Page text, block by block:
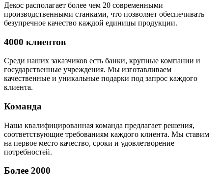
Декос располагает более чем 20 современными
производственными станками, что позволяет обеспечивать
безупречное качество каждой единицы продукции.
4000 клиентов
Среди наших заказчиков есть банки, крупные компании и
государственные учреждения. Мы изготавливаем
качественные и уникальные подарки под запрос каждого
клиента.
Команда
Наша квалифицированная команда предлагает решения,
соответствующие требованиям каждого клиента. Мы ставим
на первое место качество, сроки и удовлетворение
потребностей.
Более 2000